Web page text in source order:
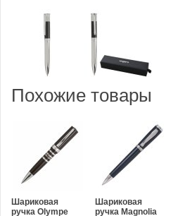
Похожие товары
Шариковая
ручка Olympe
Шариковая
ручка Magnolia